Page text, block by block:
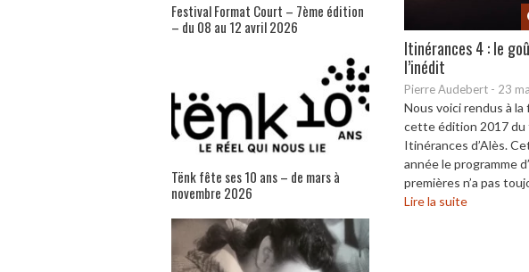
Itinérances 4 : le
l’inédit
Pierre Audebert - 23
Nous voici rendus à la
cette édition 2017 du
Itinérances d’Alès.
année le programme
premières n’a pas
Lire la suite
Festival Format Court – 7ème édition
– du 08 au 12 avril 2026
Tënk fête ses 10 ans – de mars à
novembre 2026